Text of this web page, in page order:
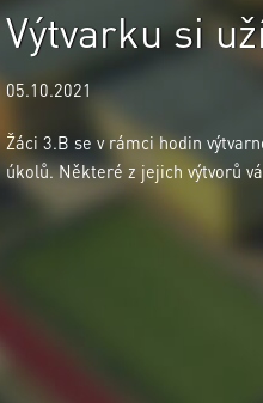
Výtvarku si
05.10.2021
Žáci 3.B se v rámci hodin
úkolů. Některé z jejich výtvorů